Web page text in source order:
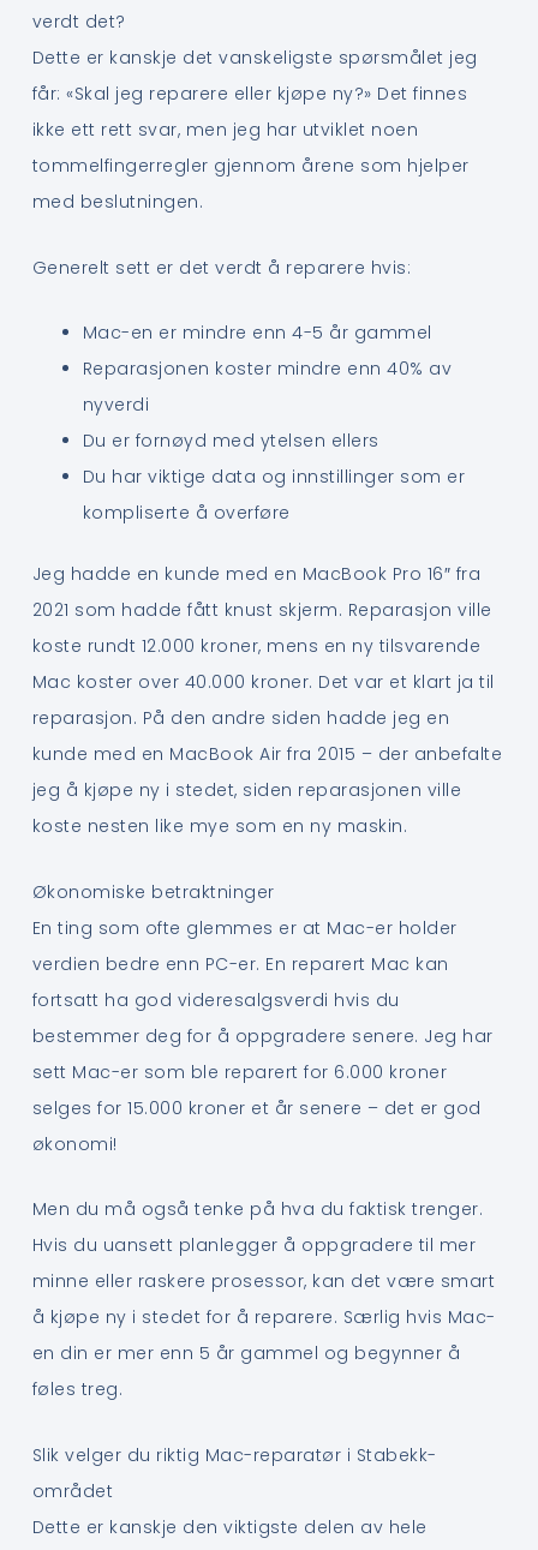
verdt det?
Dette er kanskje det vanskeligste spørsmålet jeg
får: «Skal jeg reparere eller kjøpe ny?» Det finnes
ikke ett rett svar, men jeg har utviklet noen
tommelfingerregler gjennom årene som hjelper
med beslutningen.
Generelt sett er det verdt å reparere hvis:
Mac-en er mindre enn 4-5 år gammel
Reparasjonen koster mindre enn 40% av
nyverdi
Du er fornøyd med ytelsen ellers
Du har viktige data og innstillinger som er
kompliserte å overføre
Jeg hadde en kunde med en MacBook Pro 16″ fra
2021 som hadde fått knust skjerm. Reparasjon ville
koste rundt 12.000 kroner, mens en ny tilsvarende
Mac koster over 40.000 kroner. Det var et klart ja til
reparasjon. På den andre siden hadde jeg en
kunde med en MacBook Air fra 2015 – der anbefalte
jeg å kjøpe ny i stedet, siden reparasjonen ville
koste nesten like mye som en ny maskin.
Økonomiske betraktninger
En ting som ofte glemmes er at Mac-er holder
verdien bedre enn PC-er. En reparert Mac kan
fortsatt ha god videresalgsverdi hvis du
bestemmer deg for å oppgradere senere. Jeg har
sett Mac-er som ble reparert for 6.000 kroner
selges for 15.000 kroner et år senere – det er god
økonomi!
Men du må også tenke på hva du faktisk trenger.
Hvis du uansett planlegger å oppgradere til mer
minne eller raskere prosessor, kan det være smart
å kjøpe ny i stedet for å reparere. Særlig hvis Mac-
en din er mer enn 5 år gammel og begynner å
føles treg.
Slik velger du riktig Mac-reparatør i Stabekk-
området
Dette er kanskje den viktigste delen av hele